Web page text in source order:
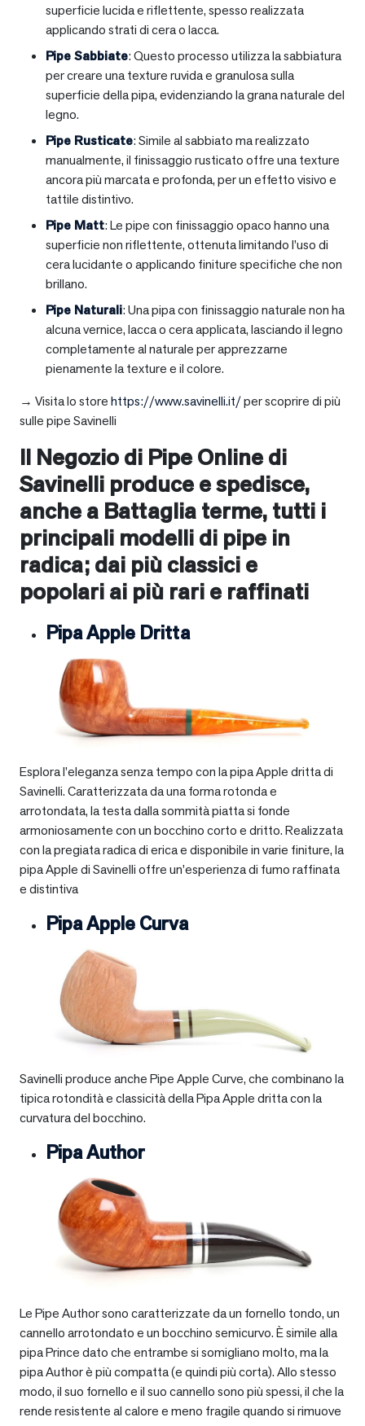
superficie lucida e riflettente, spesso realizzata
applicando strati di cera o lacca.
Pipe Sabbiate: Questo processo utilizza la sabbiatura
per creare una texture ruvida e granulosa sulla
superficie della pipa, evidenziando la grana naturale del
legno.
Pipe Rusticate: Simile al sabbiato ma realizzato
manualmente, il finissaggio rusticato offre una texture
ancora più marcata e profonda, per un effetto visivo e
tattile distintivo.
Pipe Matt: Le pipe con finissaggio opaco hanno una
superficie non riflettente, ottenuta limitando l’uso di
cera lucidante o applicando finiture specifiche che non
brillano.
Pipe Naturali: Una pipa con finissaggio naturale non ha
alcuna vernice, lacca o cera applicata, lasciando il legno
completamente al naturale per apprezzarne
pienamente la texture e il colore.
→ Visita lo storehttps://www.savinelli.it/per scoprire di più
sulle pipe Savinelli
Il Negozio di Pipe Online di
Savinelli produce e spedisce,
anche a Battaglia terme, tutti i
principali modelli di pipe in
radica; dai più classici e
popolari ai più rari e raffinati
Pipa Apple Dritta
Esplora l’eleganza senza tempo con la pipa Apple dritta di
Savinelli. Caratterizzata da una forma rotonda e
arrotondata, la testa dalla sommità piatta si fonde
armoniosamente con un bocchino corto e dritto. Realizzata
con la pregiata radica di erica e disponibile in varie finiture, la
pipa Apple di Savinelli offre un’esperienza di fumo raffinata
e distintiva
Pipa Apple Curva
Savinelli produce anche Pipe Apple Curve, che combinano la
tipica rotondità e classicità della Pipa Apple dritta con la
curvatura del bocchino.
Pipa Author
Le Pipe Author sono caratterizzate da un fornello tondo, un
cannello arrotondato e un bocchino semicurvo. È simile alla
pipa Prince dato che entrambe si somigliano molto, ma la
pipa Author è più compatta (e quindi più corta). Allo stesso
modo, il suo fornello e il suo cannello sono più spessi, il che la
rende resistente al calore e meno fragile quando si rimuove